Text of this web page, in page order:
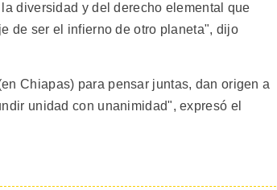
diversidad y del derecho elemental que
de ser el infierno de otro planeta", dijo
Chiapas) para pensar juntas, dan origen a
unidad con unanimidad", expresó el